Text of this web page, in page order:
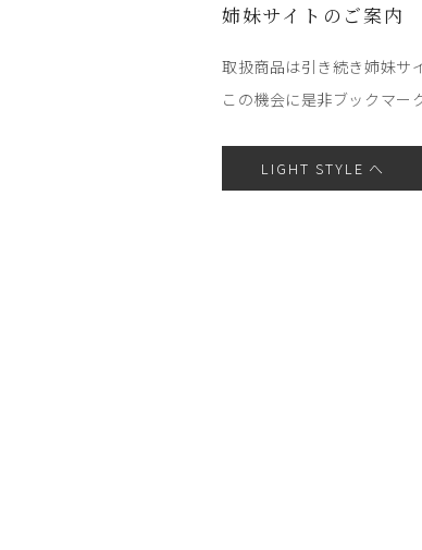
姉妹サイトのご案内
取扱商品は引き続き姉妹サ
この機会に是非ブックマー
LIGHT STYLE へ